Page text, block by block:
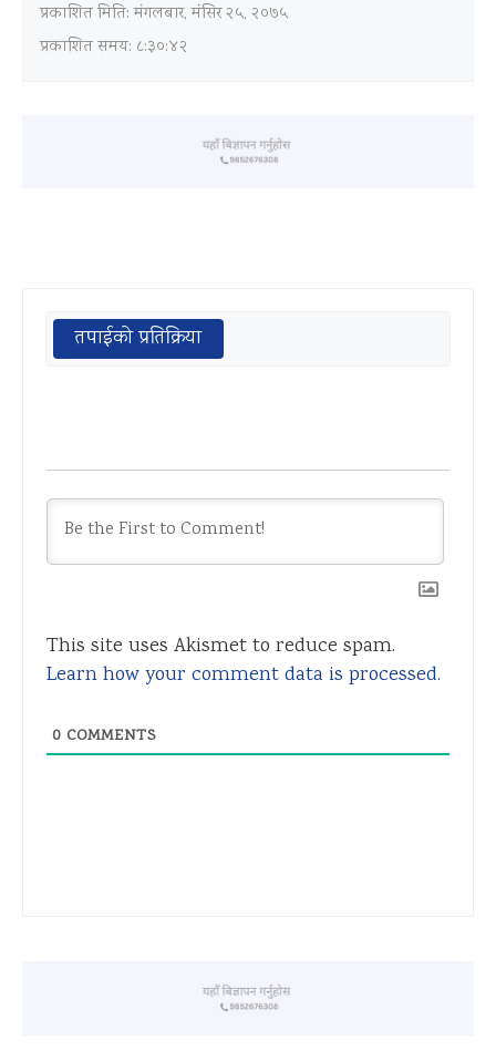
प्रकाशित मिति:मंगलबार, मंसिर २५, २०७५
प्रकाशित समय: ८:३०:४२
तपाईको प्रतिक्रिया
This site uses Akismet to reduce spam.
Learn how your comment data is processed.
0 COMMENTS